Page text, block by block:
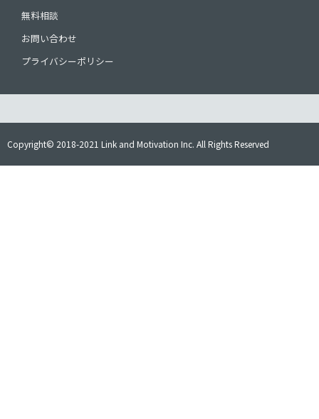
無料相談
お問い合わせ
プライバシーポリシー
Copyright© 2018-2021 Link and Motivation Inc. All Rights Reserved